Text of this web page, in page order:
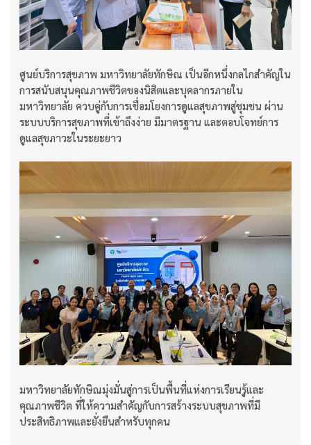
ศูนย์บริการสุขภาพ มหาวิทยาลัยทักษิณ เป็นอีกหนึ่งกลไกสำคัญใน
การสนับสนุนคุณภาพชีวิตของนิสิตและบุคลากรภายใน
มหาวิทยาลัย ควบคู่กับการเชื่อมโยงการดูแลสุขภาพสู่ชุมชน ผ่าน
ระบบบริการสุขภาพที่เข้าถึงง่าย มีมาตรฐาน และตอบโจทย์การ
ดูแลสุขภาวะในระยะยาว
มหาวิทยาลัยทักษิณมุ่งมั่นสู่การเป็นพื้นที่แห่งการเรียนรู้และ
คุณภาพชีวิต ที่ให้ความสำคัญกับการสร้างระบบสุขภาพที่มี
ประสิทธิภาพและยั่งยืนสำหรับทุกคน